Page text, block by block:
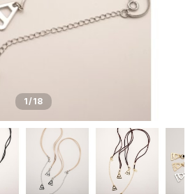
1/18